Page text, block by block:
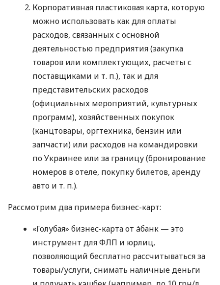
Корпоративная пластиковая карта, которую
можно использовать как для оплаты
расходов, связанных с основной
деятельностью предприятия (закупка
товаров или комплектующих, расчеты с
поставщиками и т. п.), так и для
представительских расходов
(официальных мероприятий, культурных
программ), хозяйственных покупок
(канцтовары, оргтехника, бензин или
запчасти) или расходов на командировки
по Украинее или за границу (бронирование
номеров в отеле, покупку билетов, аренду
авто и т. п.).
Рассмотрим два примера бизнес-карт:
«Голубая» бизнес-карта от àбанк — это
инструмент для ФЛП и юрлиц,
позволяющий бесплатно рассчитываться за
товары/услуги, снимать наличные деньги